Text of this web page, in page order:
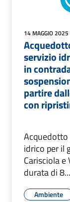
14 MAGGIO 2025
servizio
in
partire
con
Acquedotto
idrico per il
Carisciola e
durata di 8...
Ambiente